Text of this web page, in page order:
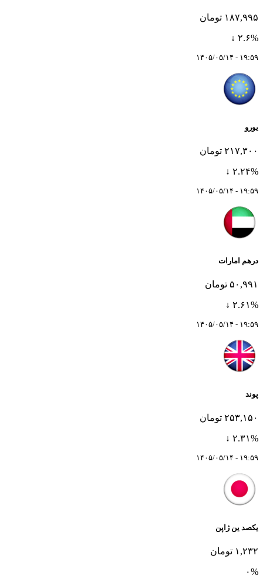
۱۸۷,۹۹۵ تومان
۲.۶% ↓
۱۹:۵۹ - ۱۴۰۵/۰۵/۱۴
یورو
۲۱۷,۳۰۰ تومان
۲.۲۴% ↓
۱۹:۵۹ - ۱۴۰۵/۰۵/۱۴
درهم امارات
۵۰,۹۹۱ تومان
۲.۶۱% ↓
۱۹:۵۹ - ۱۴۰۵/۰۵/۱۴
پوند
۲۵۳,۱۵۰ تومان
۲.۳۱% ↓
۱۹:۵۹ - ۱۴۰۵/۰۵/۱۴
یکصد ین ژاپن
۱,۲۳۲ تومان
۰%